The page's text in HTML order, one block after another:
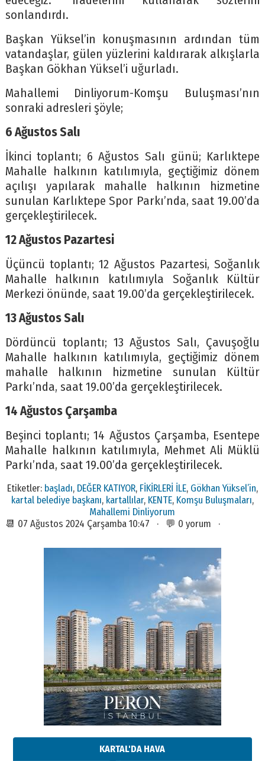
sonlandırdı.
Başkan Yüksel’in konuşmasının ardından tüm
vatandaşlar, gülen yüzlerini kaldırarak alkışlarla
Başkan Gökhan Yüksel’i uğurladı.
Mahallemi Dinliyorum-Komşu Buluşması’nın
sonraki adresleri şöyle;
6 Ağustos Salı
İkinci toplantı; 6 Ağustos Salı günü; Karlıktepe
Mahalle halkının katılımıyla, geçtiğimiz dönem
açılışı yapılarak mahalle halkının hizmetine
sunulan Karlıktepe Spor Parkı’nda, saat 19.00’da
gerçekleştirilecek.
12 Ağustos Pazartesi
Üçüncü toplantı; 12 Ağustos Pazartesi, Soğanlık
Mahalle halkının katılımıyla Soğanlık Kültür
Merkezi önünde, saat 19.00’da gerçekleştirilecek.
13 Ağustos Salı
Dördüncü toplantı; 13 Ağustos Salı, Çavuşoğlu
Mahalle halkının katılımıyla, geçtiğimiz dönem
mahalle halkının hizmetine sunulan Kültür
Parkı’nda, saat 19.00’da gerçekleştirilecek.
14 Ağustos Çarşamba
Beşinci toplantı; 14 Ağustos Çarşamba, Esentepe
Mahalle halkının katılımıyla, Mehmet Ali Müklü
Parkı’nda, saat 19.00’da gerçekleştirilecek.
Etiketler: başladı, DEĞER KATIYOR, FİKİRLERİ İLE, Gökhan Yüksel’in,
kartal belediye başkanı, kartallılar, KENTE, Komşu Buluşmaları,
Mahallemi Dinliyorum
📆 07 Ağustos 2024 Çarşamba 10:47 · 💬 0 yorum ·
KARTAL'DA HAVA